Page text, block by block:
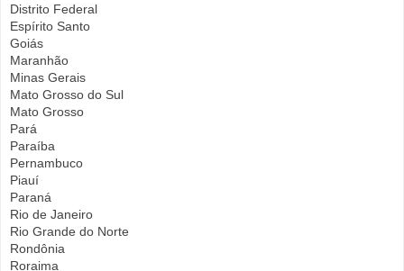
Distrito Federal
Espírito Santo
Goiás
Maranhão
Minas Gerais
Mato Grosso do Sul
Mato Grosso
Pará
Paraíba
Pernambuco
Piauí
Paraná
Rio de Janeiro
Rio Grande do Norte
Rondônia
Roraima